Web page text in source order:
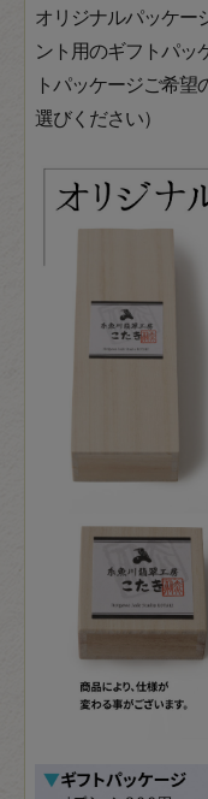
オリジナルパッケー
ント用のギフトパッ
トパッケージご希
選びください）